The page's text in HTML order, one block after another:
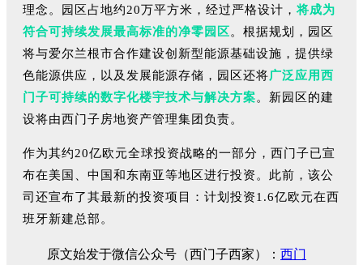
理念。园区占地约20万平方米，经过严格设计，将成为
符合可持续发展最高标准的净零园区 。根据规划，园区
将与爱尔兰根市合作建设创新型能源基础设施，提供绿
色能源供应，以及发展能源存储，园区还将广泛应用西
门子可持续的数字化楼宇技术与解决方案。新园区的建
设将由西门子房地资产管理集团负责。
作为其约20亿欧元全球投资战略的一部分，西门子已宣
布在美国、中国和东南亚等地区进行投资。此前，该公
司还宣布了其最新的投资项目：计划投资1.6亿欧元在西
班牙新建总部。
原文始发于微信公众号（西门子西家）： 西门